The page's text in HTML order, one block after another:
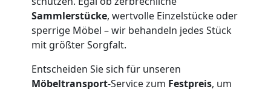
Sammlerstücke, wertvolle Einzelstücke oder
sperrige Möbel – wir behandeln jedes Stück
mit größter Sorgfalt.
Entscheiden Sie sich für unseren
Möbeltransport-Service zum Festpreis, um
Qualitäts-
Umzüge